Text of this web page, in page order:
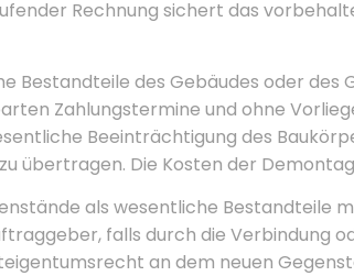
Rechnung sichert das
Bestandteile des Gebäudes oder
Zahlungstermine und ohne
Beeinträchtigung des
übertragen. Die Kosten der
als wesentliche Bestandteile
falls durch die Verbindung
an dem neuen